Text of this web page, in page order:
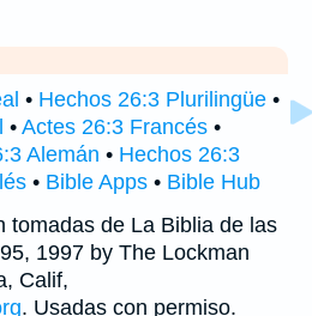
• Hechos 26:3 Plurilingüe •
• Actes 26:3 Francés •
Alemán • Hechos 26:3
• Bible Apps • Bible Hub
tomadas de La Biblia de las
1997 by The Lockman
Calif,
. Usadas con permiso.